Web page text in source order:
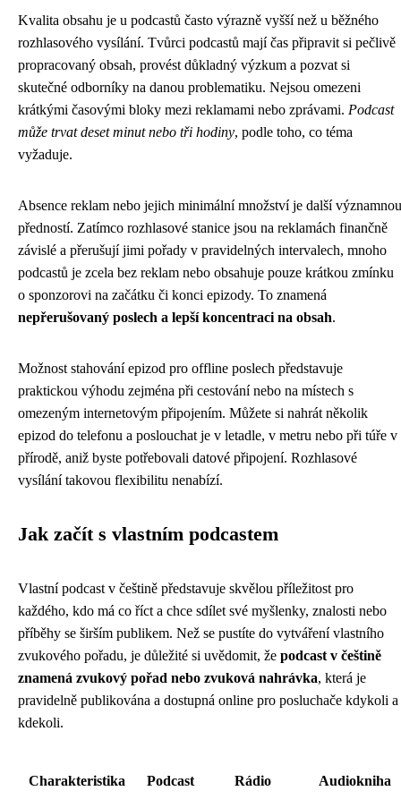
Kvalita obsahu je u podcastů často výrazně vyšší než u běžného
rozhlasového vysílání. Tvůrci podcastů mají čas připravit si pečlivě
propracovaný obsah, provést důkladný výzkum a pozvat si
skutečné odborníky na danou problematiku. Nejsou omezeni
krátkými časovými bloky mezi reklamami nebo zprávami. Podcast
může trvat deset minut nebo tři hodiny, podle toho, co téma
vyžaduje.
Absence reklam nebo jejich minimální množství je další významnou
předností. Zatímco rozhlasové stanice jsou na reklamách finančně
závislé a přerušují jimi pořady v pravidelných intervalech, mnoho
podcastů je zcela bez reklam nebo obsahuje pouze krátkou zmínku
o sponzorovi na začátku či konci epizody. To znamená
nepřerušovaný poslech a lepší koncentraci na obsah.
Možnost stahování epizod pro offline poslech představuje
praktickou výhodu zejména při cestování nebo na místech s
omezeným internetovým připojením. Můžete si nahrát několik
epizod do telefonu a poslouchat je v letadle, v metru nebo při túře v
přírodě, aniž byste potřebovali datové připojení. Rozhlasové
vysílání takovou flexibilitu nenabízí.
Jak začít s vlastním podcastem
Vlastní podcast v češtině představuje skvělou příležitost pro
každého, kdo má co říct a chce sdílet své myšlenky, znalosti nebo
příběhy se širším publikem. Než se pustíte do vytváření vlastního
zvukového pořadu, je důležité si uvědomit, že podcast v češtině
znamená zvukový pořad nebo zvuková nahrávka, která je
pravidelně publikována a dostupná online pro posluchače kdykoli a
kdekoli.
Charakteristika Podcast Rádio Audiokniha